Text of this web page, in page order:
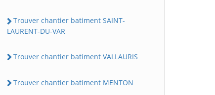
Trouver chantier batiment SAINT-
LAURENT-DU-VAR
Trouver chantier batiment VALLAURIS
Trouver chantier batiment MENTON